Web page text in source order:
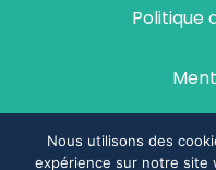
Politique
Design &
Nous utilisons des
expérience sur notre site